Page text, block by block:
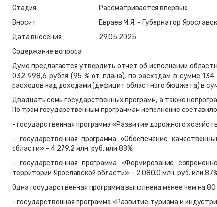
Стадия
Рассматривается впервые
Вносит
Евраев М.Я. – Губернатор
Дата внесения
29.05.2025
Содержание вопроса
Думе предлагается утвердить отчет об исполнении
032 998,6 рубля (95 % от плана), по расходам в сумме
расходов над доходами (дефицит областного бюджета) в
Двадцать семь государственных программ, а также
По трем государственным программам исполнение
- государственная программа «Развитие дорожного
- государственная программа «Обеспечение
области» – 4 279,2 млн. руб. или 88%;
- государственная программа «Формирование
территории Ярославской области» – 2 080,0 млн. руб. или
Одна государственная программа выполнена менее чем на
- государственная программа «Развитие туризма и